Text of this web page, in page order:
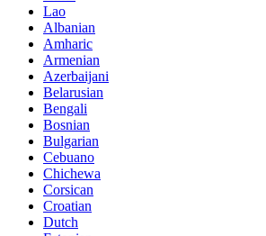
Lao
Albanian
Amharic
Armenian
Azerbaijani
Belarusian
Bengali
Bosnian
Bulgarian
Cebuano
Chichewa
Corsican
Croatian
Dutch